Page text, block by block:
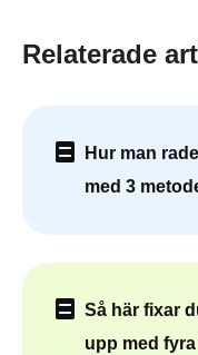
Relaterade
Hur man
med 3
Så här fixar
upp med